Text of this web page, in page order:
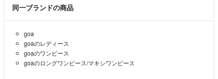
同一ブランドの商品
goa
goaのレディース
goaのワンピース
goaのロングワンピース/マキシワンピース